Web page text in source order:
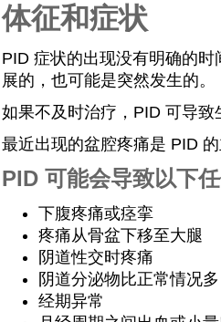
体征和症状
PID 症状的出现没有明确的
展的，也可能是突然发生的。
如果不及时治疗，PID 可导
最近出现的盆腔疼痛是 PID 的
PID 可能会导致以下任
下腹疼痛或痉挛
疼痛从骨盆下移至大腿
阴道性交时疼痛
阴道分泌物比正常情况
经期异常